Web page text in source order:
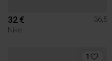
32 €
36,5
Nike
1